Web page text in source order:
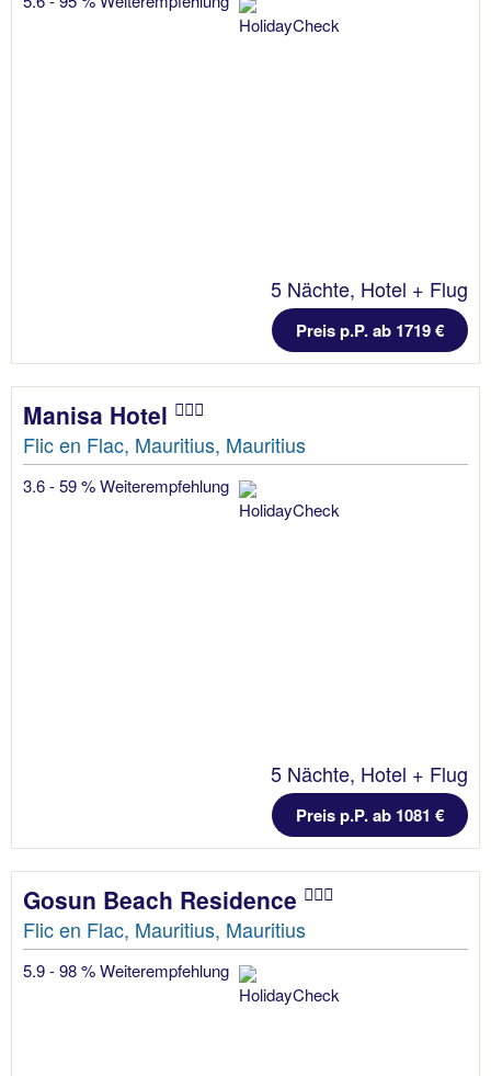
5 Nächte, Hotel + Flug
Preis p.P. ab 1719 €
Manisa Hotel
Flic en Flac, Mauritius, Mauritius
3.6 - 59 % Weiterempfehlung
5 Nächte, Hotel + Flug
Preis p.P. ab 1081 €
Gosun Beach Residence
Flic en Flac, Mauritius, Mauritius
5.9 - 98 % Weiterempfehlung